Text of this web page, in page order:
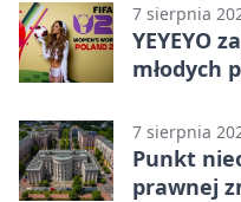
7 sierpnia
YEYEYO
młodych
7 sierpnia
Punkt
prawnej